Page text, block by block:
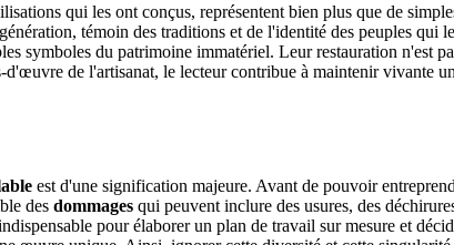
qui les ont conçus, représentent bien plus que de
témoin des traditions et de l'identité des peuples qui
symboles du patrimoine immatériel. Leur restauration n'est
de l'artisanat, le lecteur contribue à maintenir vivante
est d'une signification majeure. Avant de pouvoir
des dommages qui peuvent inclure des usures, des
pour élaborer un plan de travail sur mesure et